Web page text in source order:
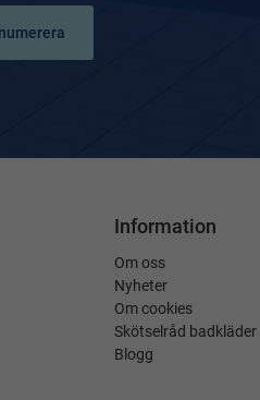
Information
Om oss
Nyheter
Om cookies
Skötselråd badkläder
Blogg